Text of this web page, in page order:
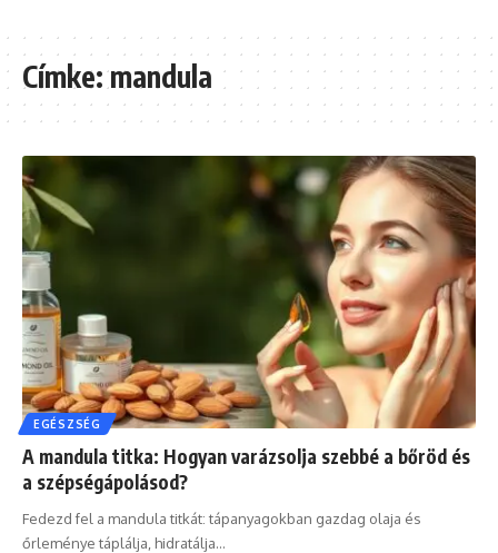
Címke:mandula
EGÉSZSÉG
A mandula titka: Hogyan varázsolja szebbé a bőröd és
a szépségápolásod?
Fedezd fel a mandula titkát: tápanyagokban gazdag olaja és
őrleménye táplálja, hidratálja…